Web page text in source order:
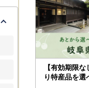
＝＝＝＝＝＝＝
■書類発送時期
ワンストップ
別にお送りいた
ワンストップ特
用したオンライ
【有効期限
り特産品を選